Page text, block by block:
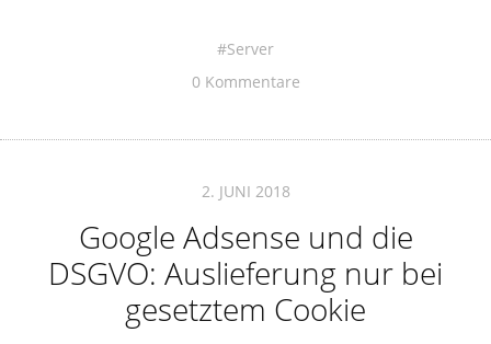
Server
0 Kommentare
2. JUNI 2018
Google Adsense und die
DSGVO: Auslieferung nur bei
gesetztem Cookie